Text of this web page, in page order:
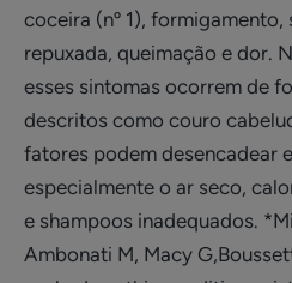
coceira (nº 1), formigamento,
repuxada, queimação e dor.
esses sintomas ocorrem de
descritos como couro
fatores podem desencadear
especialmente o ar seco,
e shampoos inadequados.
Ambonati M, Macy